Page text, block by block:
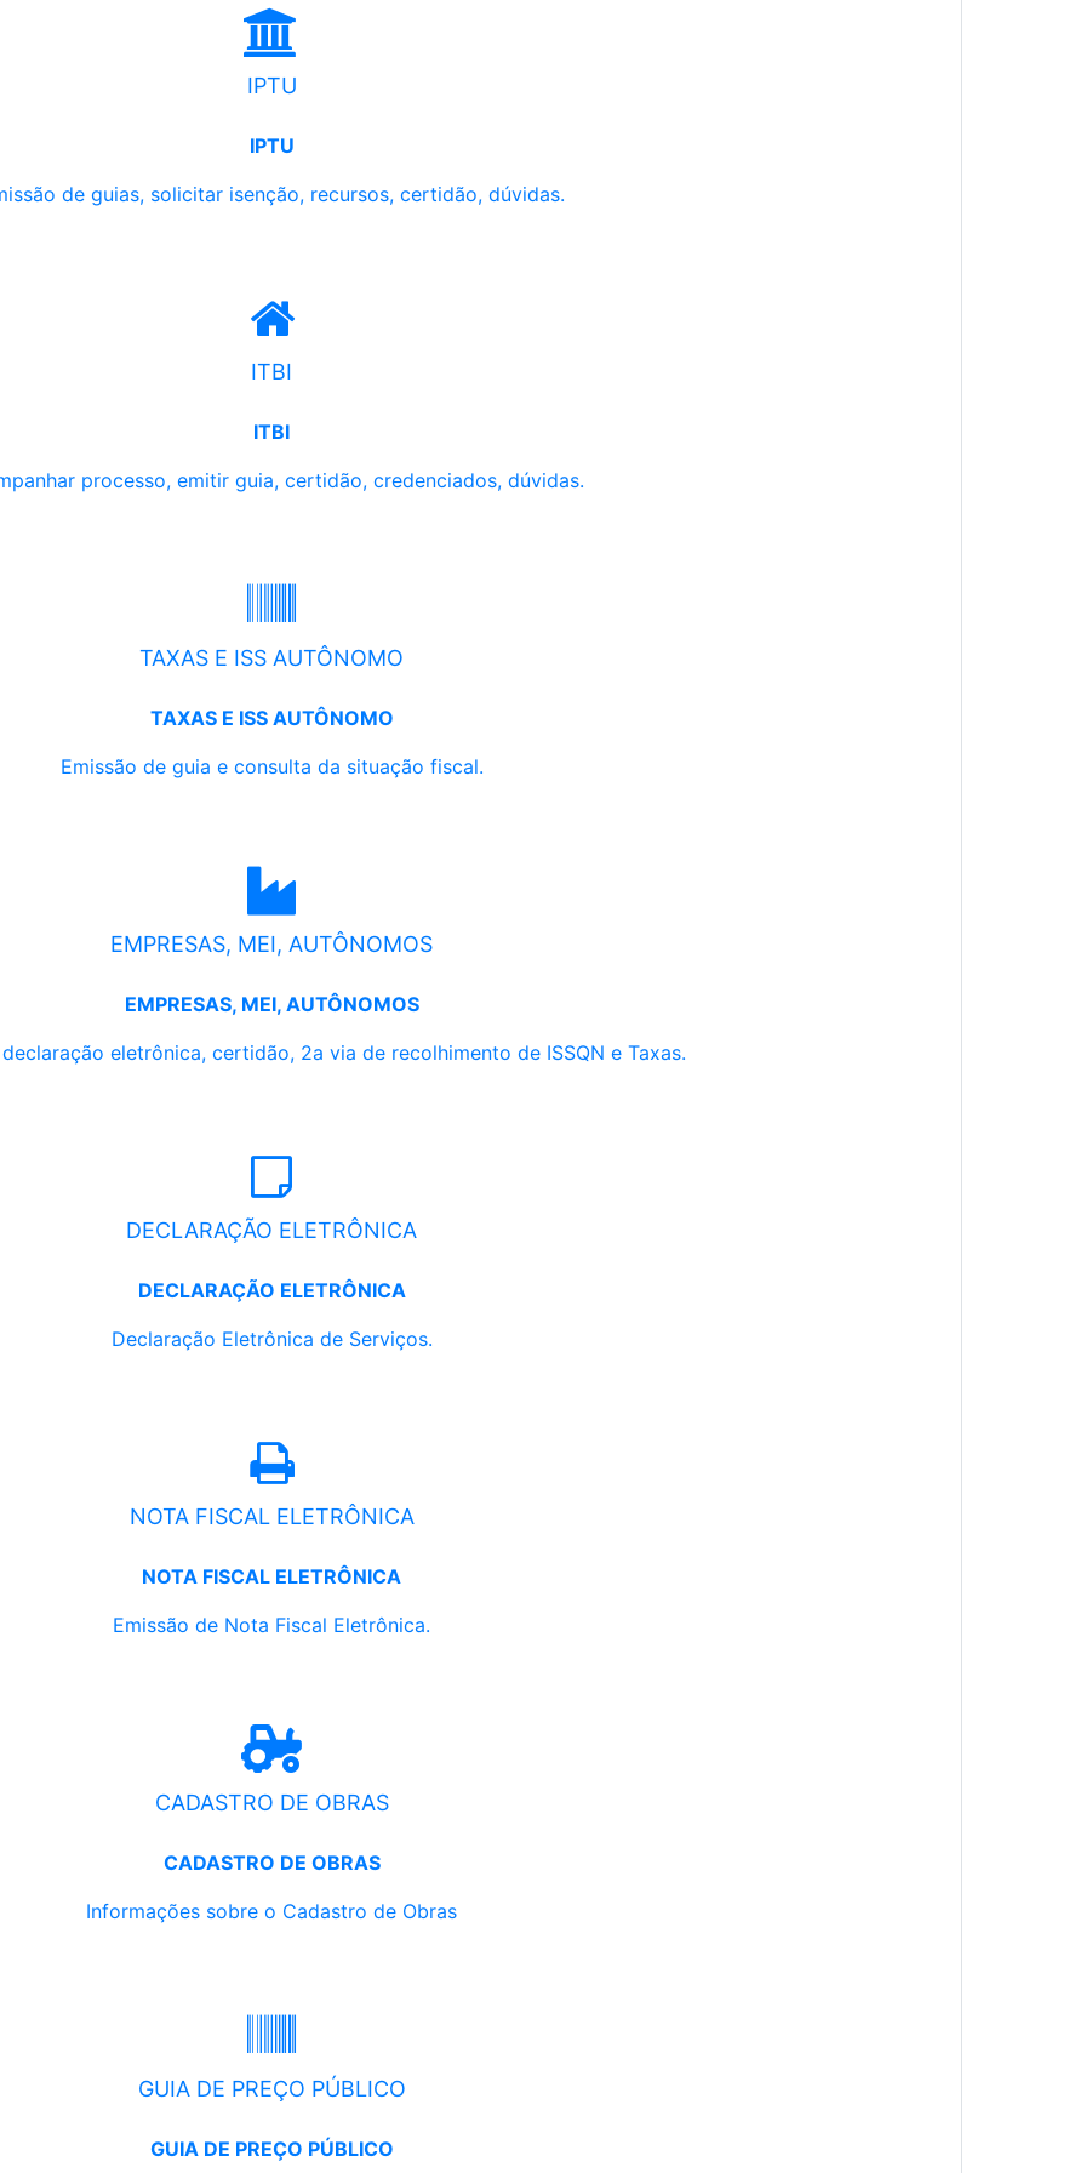
IPTU
IPTU
de guias, solicitar isenção, recursos, certidão, dúvidas.
ITBI
ITBI
processo, emitir guia, certidão, credenciados, dúvidas.
TAXAS E ISS AUTÔNOMO
TAXAS E ISS AUTÔNOMO
Emissão de guia e consulta da situação fiscal.
EMPRESAS, MEI, AUTÔNOMOS
EMPRESAS, MEI, AUTÔNOMOS
eletrônica, certidão, 2a via de recolhimento de ISSQN e Taxas.
DECLARAÇÃO ELETRÔNICA
DECLARAÇÃO ELETRÔNICA
Declaração Eletrônica de Serviços.
NOTA FISCAL ELETRÔNICA
NOTA FISCAL ELETRÔNICA
Emissão de Nota Fiscal Eletrônica.
CADASTRO DE OBRAS
CADASTRO DE OBRAS
Informações sobre o Cadastro de Obras
GUIA DE PREÇO PÚBLICO
GUIA DE PREÇO PÚBLICO